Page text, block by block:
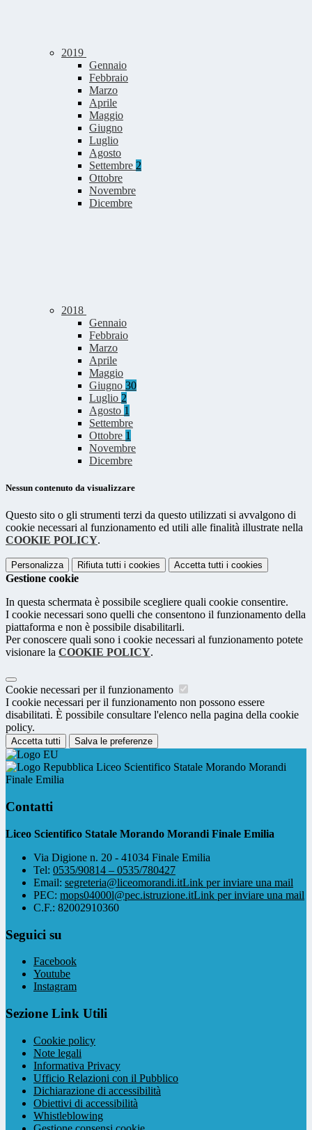
2019
Gennaio
Febbraio
Marzo
Aprile
Maggio
Giugno
Luglio
Agosto
Settembre 2
Ottobre
Novembre
Dicembre
2018
Gennaio
Febbraio
Marzo
Aprile
Maggio
Giugno 30
Luglio 2
Agosto 1
Settembre
Ottobre 1
Novembre
Dicembre
Nessun contenuto da visualizzare
Questo sito o gli strumenti terzi da questo utilizzati si avvalgono di
cookie necessari al funzionamento ed utili alle finalità illustrate nella
COOKIE POLICY.
Personalizza Rifiuta tutti i cookies Accetta tutti i cookies
Gestione cookie
In questa schermata è possibile scegliere quali cookie consentire.
I cookie necessari sono quelli che consentono il funzionamento della
piattaforma e non è possibile disabilitarli.
Per conoscere quali sono i cookie necessari al funzionamento potete
visionare la COOKIE POLICY.
Cookie necessari per il funzionamento
I cookie necessari per il funzionamento non possono essere
disabilitati. È possibile consultare l'elenco nella pagina della cookie
policy.
Accetta tutti Salva le preferenze
Liceo Scientifico Statale Morando Morandi
Finale Emilia
Contatti
Liceo Scientifico Statale Morando Morandi Finale Emilia
Via Digione n. 20 - 41034 Finale Emilia
Tel: 0535/90814 – 0535/780427
Email: segreteria@liceomorandi.itLink per inviare una mail
PEC: mops04000l@pec.istruzione.itLink per inviare una mail
C.F.: 82002910360
Seguici su
Facebook
Youtube
Instagram
Sezione Link Utili
Cookie policy
Note legali
Informativa Privacy
Ufficio Relazioni con il Pubblico
Dichiarazione di accessibilità
Obiettivi di accessibilità
Whistleblowing